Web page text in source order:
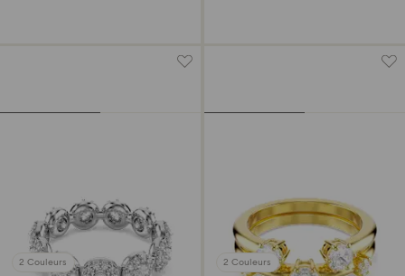
2 Couleurs 2 Couleurs